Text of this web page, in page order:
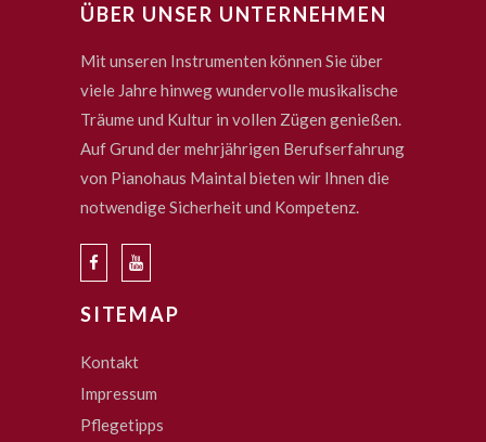
ÜBER UNSER UNTERNEHMEN
Mit unseren Instrumenten können Sie über
viele Jahre hinweg wundervolle musikalische
Träume und Kultur in vollen Zügen genießen.
Auf Grund der mehrjährigen Berufserfahrung
von Pianohaus Maintal bieten wir Ihnen die
notwendige Sicherheit und Kompetenz.
SITEMAP
Kontakt
Impressum
Pflegetipps